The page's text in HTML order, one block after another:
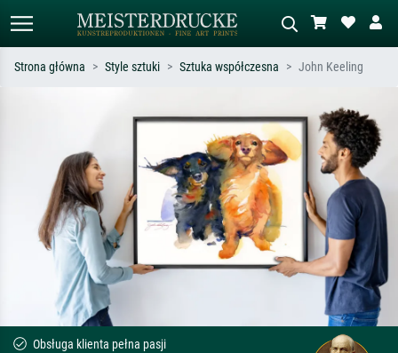
Monet, Gwiaździsta noc,
impresjonizm, fala Hokusaia, akt.
Opisz scenę – np. zielona łąka,
abstrakcja z czerwienią, ciemny olej,
stojący akt obok drzewa.
Strona główna Style sztuki Sztuka współczesna John Keeling
Obsługa klienta pełna pasji